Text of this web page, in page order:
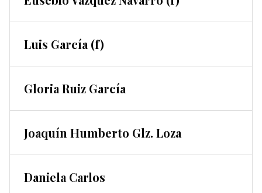
Luis García (f)
Gloria Ruiz García
Joaquín Humberto Glz. Loza
Daniela Carlos